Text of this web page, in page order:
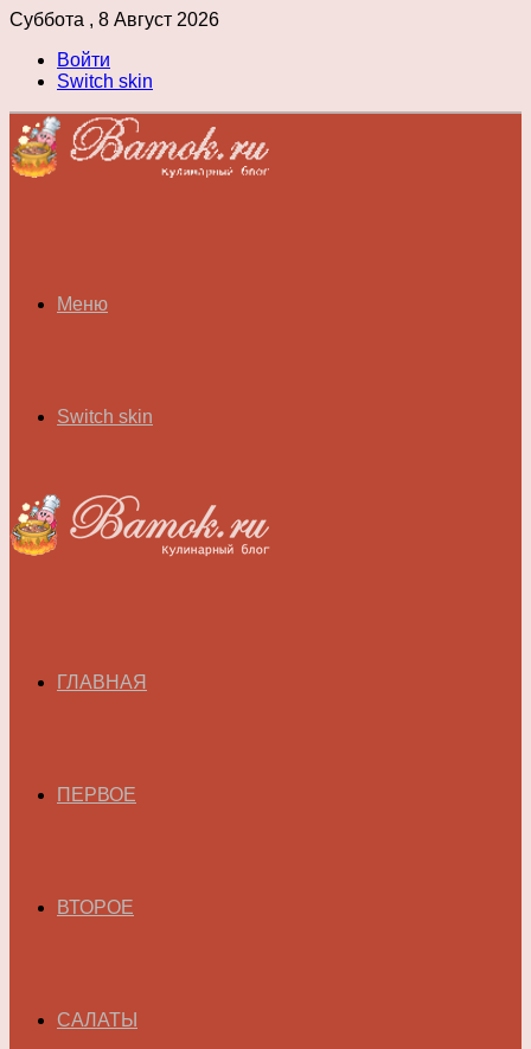
Суббота , 8 Август 2026
Войти
Switch skin
Меню
Switch skin
ГЛАВНАЯ
ПЕРВОЕ
ВТОРОЕ
САЛАТЫ